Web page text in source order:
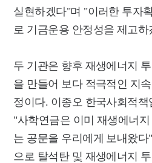
실현하겠다"며 "이러한 투자
로 기금운용 안정성을 제고
두 기관은 향후 재생에너지
을 만들어 보다 적극적인 지
정이다. 이종오 한국사회적
"사학연금은 이미 재생에너
는 공문을 우리에게 보내왔
으로 탈석탄 및 재생에너지